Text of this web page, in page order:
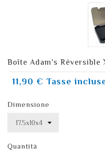
Boîte Adam's Réversible
11,90 € Tasse
Dimensione
Quantità